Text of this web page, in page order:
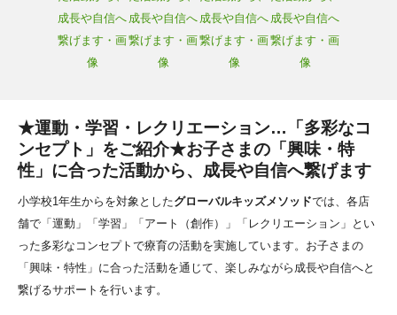
★運動・学習・レクリエーション…「多彩なコ
ンセプト」をご紹介★お子さまの「興味・特
性」に合った活動から、成長や自信へ繋げます
小学校1年生からを対象としたグローバルキッズメソッドでは、各店
舗で「運動」「学習」「アート（創作）」「レクリエーション」とい
った多彩なコンセプトで療育の活動を実施しています。お子さまの
「興味・特性」に合った活動を通じて、楽しみながら成長や自信へと
繋げるサポートを行います。